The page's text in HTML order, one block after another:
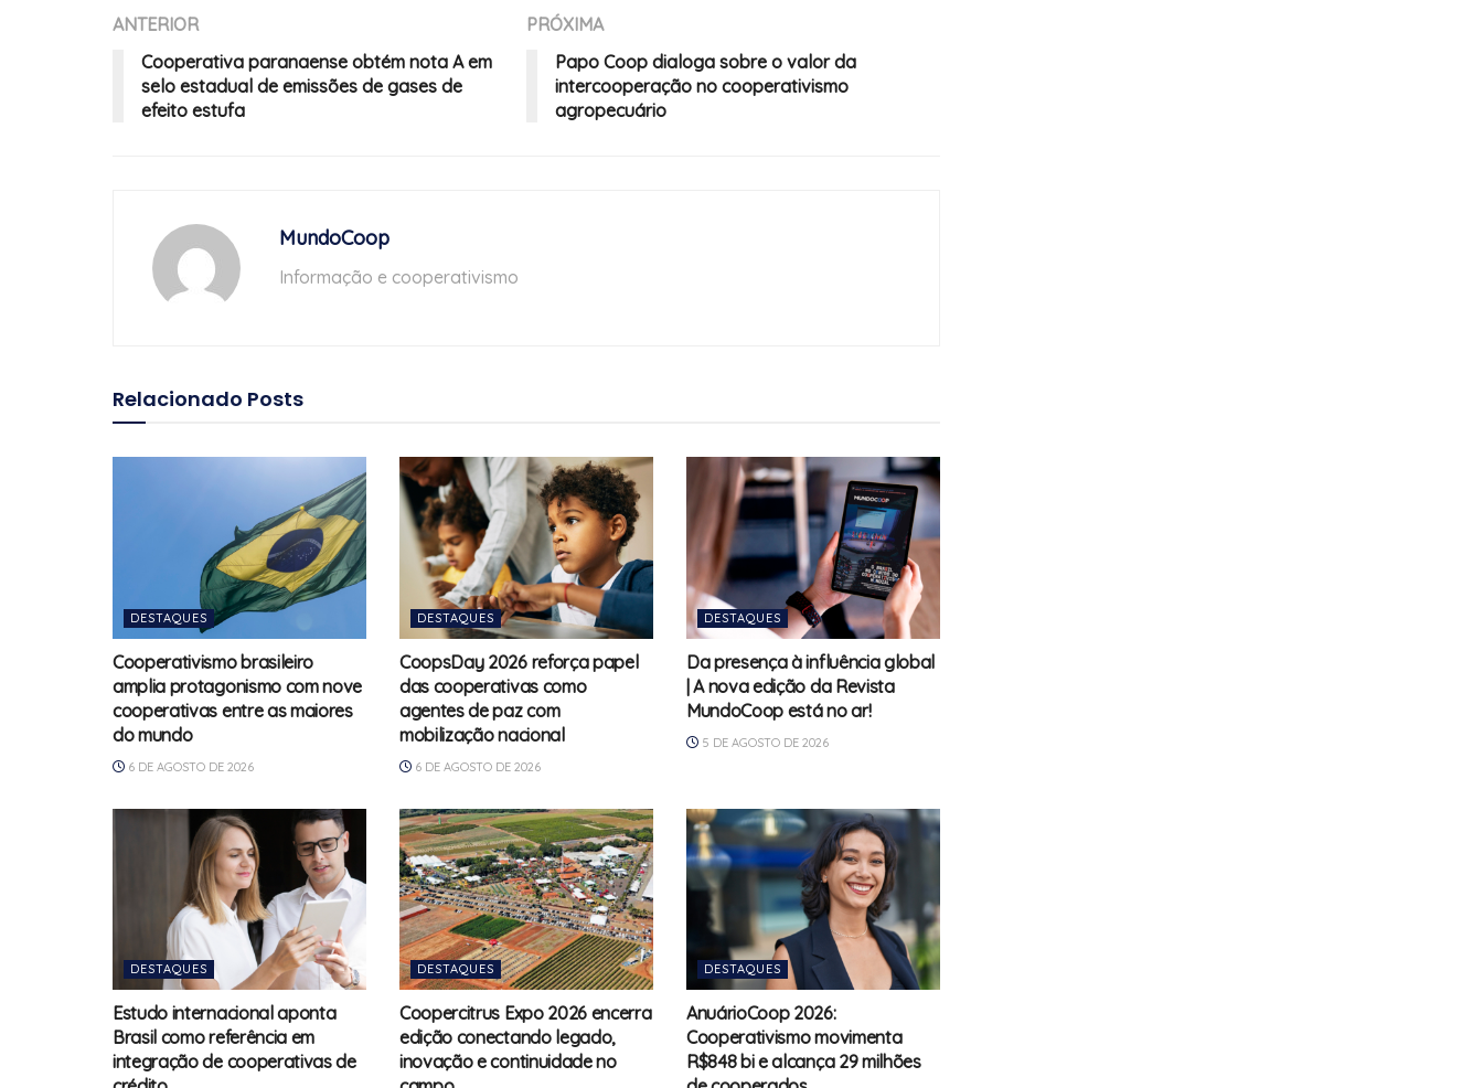
ANTERIOR
Cooperativa paranaense obtém nota A em
selo estadual de emissões de gases de
efeito estufa
PRÓXIMA
Papo Coop dialoga sobre o valor da
intercooperação no cooperativismo
agropecuário
MundoCoop
Informação e cooperativismo
Relacionado Posts
DESTAQUES
Cooperativismo brasileiro
amplia protagonismo com nove
cooperativas entre as maiores
do mundo
6 DE AGOSTO DE 2026
DESTAQUES
CoopsDay 2026 reforça papel
das cooperativas como
agentes de paz com
mobilização nacional
6 DE AGOSTO DE 2026
DESTAQUES
Da presença à influência global
| A nova edição da Revista
MundoCoop está no ar!
5 DE AGOSTO DE 2026
DESTAQUES
Estudo internacional aponta
Brasil como referência em
integração de cooperativas de
DESTAQUES
Coopercitrus Expo 2026 encerra
edição conectando legado,
inovação e continuidade no
DESTAQUES
AnuárioCoop 2026:
Cooperativismo movimenta
R$848 bi e alcança 29 milhões